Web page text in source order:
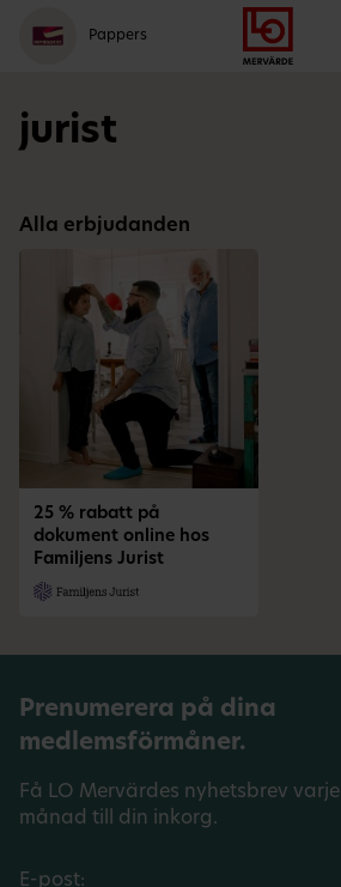
Gå
till
meny
Logga
in
Hoppa
till
innehåll
Pappers
jurist
Alla erbjudanden
25 % rabatt på
dokument online hos
Familjens Jurist
Prenumerera på dina
medlemsförmåner.
Få LO Mervärdes nyhetsbrev varje
månad till din inkorg.
E-post: